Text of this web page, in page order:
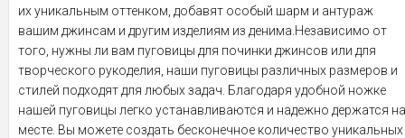
их уникальным оттенком, добавят особый шарм и антураж
вашим джинсам и другим изделиям из денима.Независимо от
того, нужны ли вам пуговицы для починки джинсов или для
творческого рукоделия, наши пуговицы различных размеров и
стилей подходят для любых задач. Благодаря удобной ножке
нашей пуговицы легко устанавливаются и надежно держатся на
месте. Вы можете создать бесконечное количество уникальных